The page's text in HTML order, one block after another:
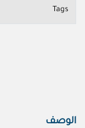
Tags
الوصف